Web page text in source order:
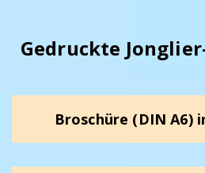
Gedruckte
Broschüre (DIN A6)